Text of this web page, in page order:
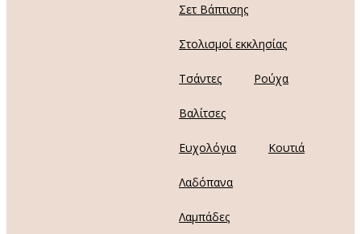
Σετ Βάπτισης
Στολισμοί εκκλησίας
Τσάντες Ρούχα
Βαλίτσες
Ευχολόγια Κουτιά
Λαδόπανα
Λαμπάδες